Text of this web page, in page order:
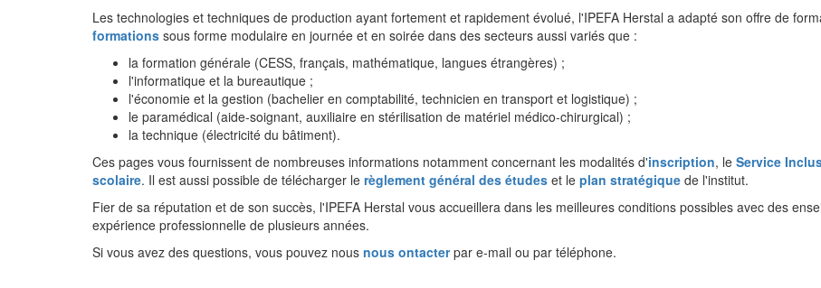
Les technologies et techniques de production ayant fortement et rapidement évolué, l'IPEFA Herstal a adapté son offre de
formations sous forme modulaire en journée et en soirée dans des secteurs aussi variés que :
la formation générale (CESS, français, mathématique, langues étrangères) ;
l'informatique et la bureautique ;
l'économie et la gestion (bachelier en comptabilité, technicien en transport et logistique) ;
le paramédical (aide-soignant, auxiliaire en stérilisation de matériel médico-chirurgical) ;
la technique (électricité du bâtiment).
Ces pages vous fournissent de nombreuses informations notamment concernant les modalités d'inscription, le Service
scolaire. Il est aussi possible de télécharger le règlement général des études et le plan stratégique de l'institut.
Fier de sa réputation et de son succès, l'IPEFA Herstal vous accueillera dans les meilleures conditions possibles avec des
expérience professionnelle de plusieurs années.
Si vous avez des questions, vous pouvez nous nous ontacterpar e-mail ou par téléphone.